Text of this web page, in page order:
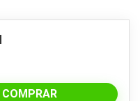
COMPRAR